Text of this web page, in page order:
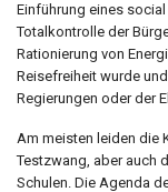
Einführung eines
Totalkontrolle der
Rationierung von
Reisefreiheit wurde
Regierungen oder der
Am meisten leiden die
Testzwang, aber auch
Schulen. Die Agenda